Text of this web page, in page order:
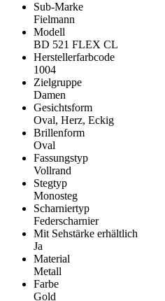
Sub-Marke
Fielmann
Modell
BD 521 FLEX CL
Herstellerfarbcode
1004
Zielgruppe
Damen
Gesichtsform
Oval, Herz, Eckig
Brillenform
Oval
Fassungstyp
Vollrand
Stegtyp
Monosteg
Scharniertyp
Federscharnier
Mit Sehstärke erhältlich
Ja
Material
Metall
Farbe
Gold